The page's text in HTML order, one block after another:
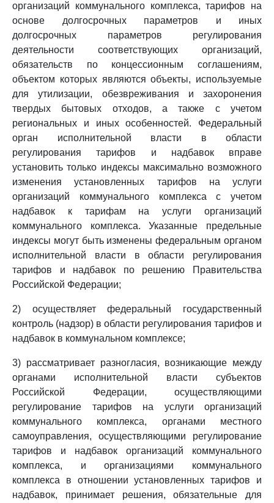
организаций коммунального комплекса, тарифов на
основе долгосрочных параметров и иных
долгосрочных параметров регулирования
деятельности соответствующих организаций,
обязательств по концессионным соглашениям,
объектом которых являются объекты, используемые
для утилизации, обезвреживания и захоронения
твердых бытовых отходов, а также с учетом
региональных и иных особенностей. Федеральный
орган исполнительной власти в области
регулирования тарифов и надбавок вправе
установить только индексы максимально возможного
изменения установленных тарифов на услуги
организаций коммунального комплекса с учетом
надбавок к тарифам на услуги организаций
коммунального комплекса. Указанные предельные
индексы могут быть изменены федеральным органом
исполнительной власти в области регулирования
тарифов и надбавок по решению Правительства
Российской Федерации;
2) осуществляет федеральный государственный
контроль (надзор) в области регулирования тарифов и
надбавок в коммунальном комплексе;
3) рассматривает разногласия, возникающие между
органами исполнительной власти субъектов
Российской Федерации, осуществляющими
регулирование тарифов на услуги организаций
коммунального комплекса, органами местного
самоуправления, осуществляющими регулирование
тарифов и надбавок организаций коммунального
комплекса, и организациями коммунального
комплекса в отношении установленных тарифов и
надбавок, принимает решения, обязательные для